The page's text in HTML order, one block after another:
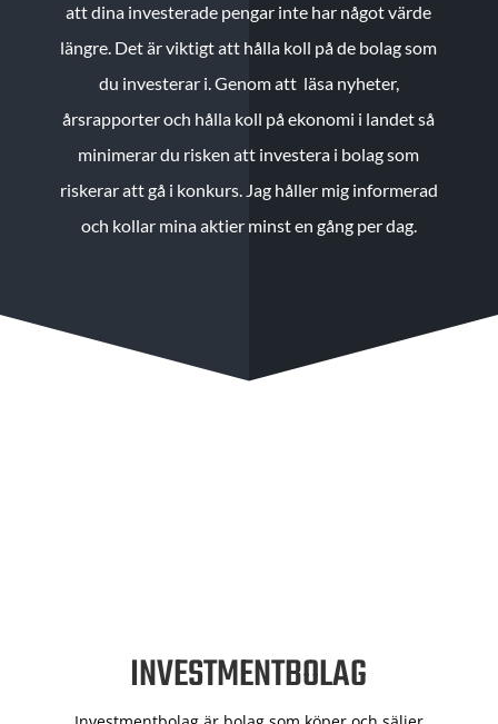
att dina investerade pengar inte har något värde
längre. Det är viktigt att hålla koll på de bolag som
du investerar i. Genom att läsa nyheter,
årsrapporter och hålla koll på ekonomi i landet så
minimerar du risken att investera i bolag som
riskerar att gå i konkurs. Jag håller mig informerad
och kollar mina aktier minst en gång per dag.
INVESTMENTBOLAG